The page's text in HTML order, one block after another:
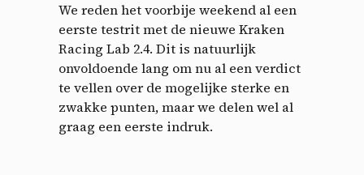
We reden het voorbije weekend al een
eerste testrit met de nieuwe Kraken
Racing Lab 2.4. Dit is natuurlijk
onvoldoende lang om nu al een verdict
te vellen over de mogelijke sterke en
zwakke punten, maar we delen wel al
graag een eerste indruk.